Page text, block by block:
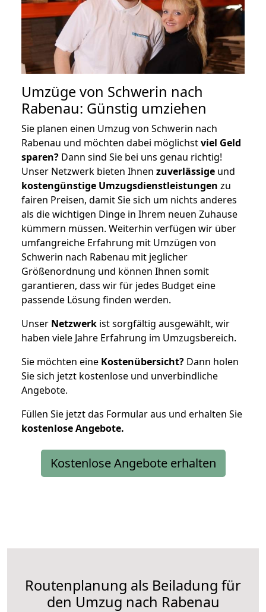
Umzüge von Schwerin nach
Rabenau: Günstig umziehen
Sie planen einen Umzug von Schwerin nach
Rabenau und möchten dabei möglichstviel Geld
sparen? Dann sind Sie bei uns genau richtig!
Unser Netzwerk bieten Ihnen zuverlässige und
kostengünstige Umzugsdienstleistungen zu
fairen Preisen, damit Sie sich um nichts anderes
als die wichtigen Dinge in Ihrem neuen Zuhause
kümmern müssen. Weiterhin verfügen wir über
umfangreiche Erfahrung mit Umzügen von
Schwerin nach Rabenau mit jeglicher
Größenordnung und können Ihnen somit
garantieren, dass wir für jedes Budget eine
passende Lösung finden werden.
Unser Netzwerk ist sorgfältig ausgewählt, wir
haben viele Jahre Erfahrung im Umzugsbereich.
Sie möchten eine Kostenübersicht? Dann holen
Sie sich jetzt kostenlose und unverbindliche
Angebote.
Füllen Sie jetzt das Formular aus und erhalten Sie
kostenloseAngebote.
Kostenlose Angebote erhalten
Routenplanung als Beiladung für
den Umzug nach Rabenau